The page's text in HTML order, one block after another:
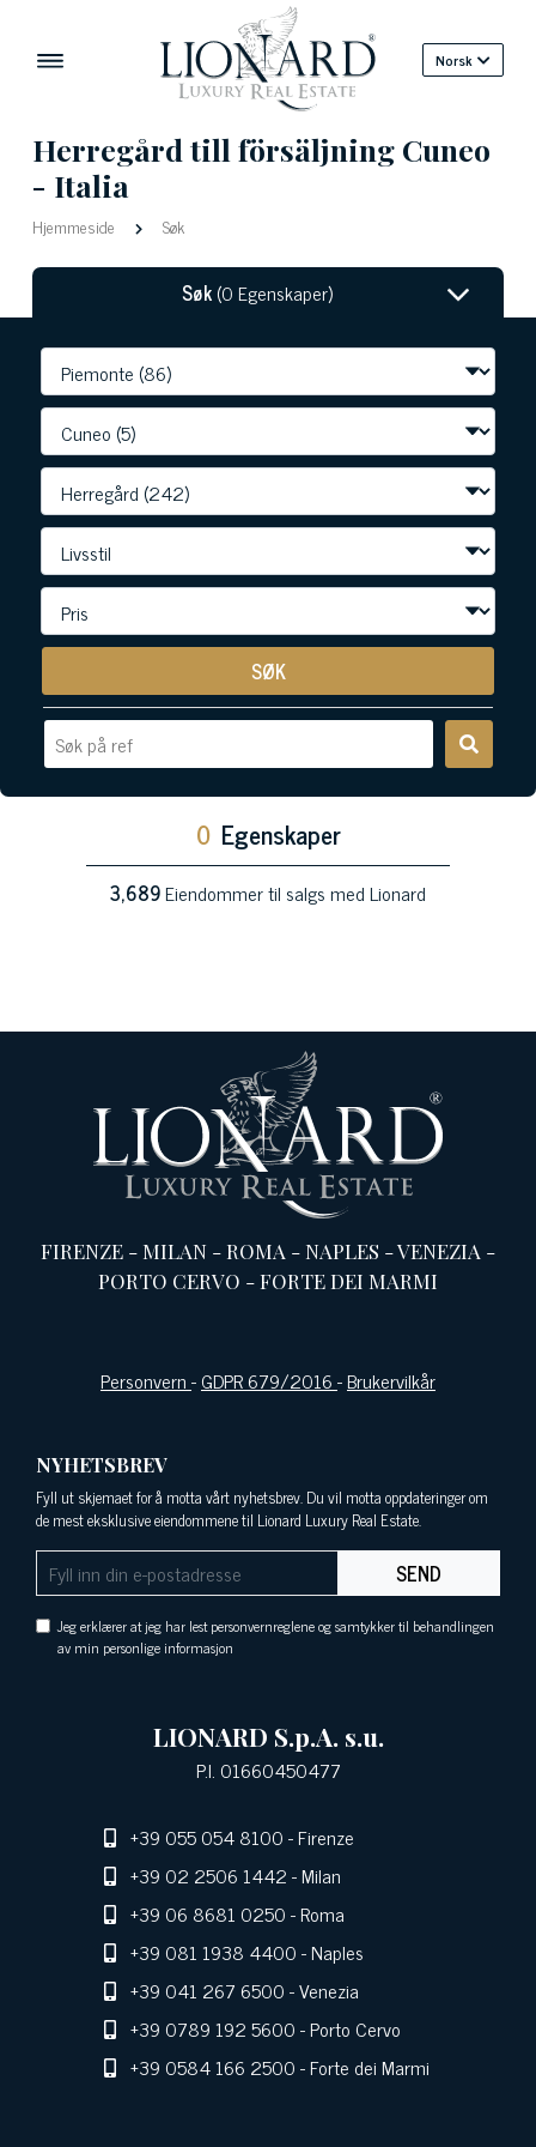
Norsk
Herregård till försäljning Cuneo
- Italia
Hjemmeside Søk
Søk(0 Egenskaper)
SØK
0 Egenskaper
3,689Eiendommer til salgs med Lionard
FIRENZE -MILAN -ROMA -NAPLES -VENEZIA -
PORTO CERVO -FORTE DEI MARMI
Personvern-GDPR 679/2016-Brukervilkår
NYHETSBREV
Fyll ut skjemaet for å motta vårt nyhetsbrev. Du vil motta oppdateringer om
de mest eksklusive eiendommene til Lionard Luxury Real Estate.
SEND
Jeg erklærer at jeg har lest personvernreglene og samtykker til behandlingen
av min personlige informasjon
LIONARD S.p.A. s.u.
P.I. 01660450477
+39 055 054 8100- Firenze
+39 02 2506 1442- Milan
+39 06 8681 0250- Roma
+39 081 1938 4400- Naples
+39 041 267 6500- Venezia
+39 0789 192 5600- Porto Cervo
+39 0584 166 2500- Forte dei Marmi